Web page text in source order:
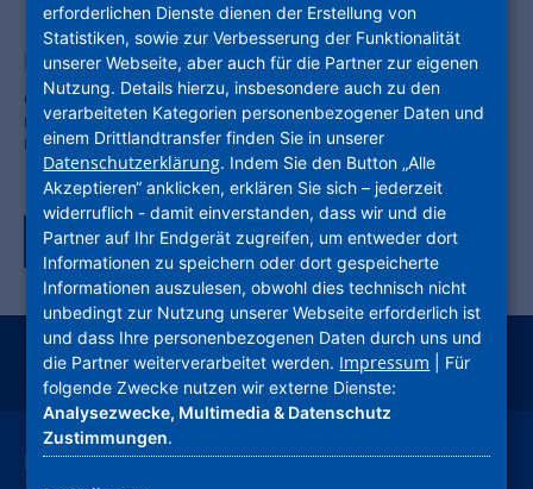
Pilotprojekt für mehr E-Mobilität
Gemeinsam die Energiewende fördern: EAM und MET bauen
Ladeinfrastruktur an Wohngebäuden der Unternehmensgruppe
Nassauische Heimstätte | Wohnstadt auf
Zurück zur Tagübersicht
instagramfacebookyoutubelinkedinkununuxing
Leichte Sprache
erforderlichen Dienste dienen der Erstellung von
Statistiken, sowie zur Verbesserung der Funktionalität
unserer Webseite, aber auch für die Partner zur eigenen
Nutzung. Details hierzu, insbesondere auch zu den
verarbeiteten Kategorien personenbezogener Daten und
einem Drittlandtransfer finden Sie in unserer
Datenschutzerklärung. Indem Sie den Button „Alle
Akzeptieren“ anklicken, erklären Sie sich – jederzeit
widerruflich - damit einverstanden, dass wir und die
Partner auf Ihr Endgerät zugreifen, um entweder dort
Informationen zu speichern oder dort gespeicherte
Informationen auszulesen, obwohl dies technisch nicht
unbedingt zur Nutzung unserer Webseite erforderlich ist
und dass Ihre personenbezogenen Daten durch uns und
die Partner weiterverarbeitet werden. Impressum | Für
folgende Zwecke nutzen wir externe Dienste:
Analysezwecke, Multimedia & Datenschutz
Zustimmungen.